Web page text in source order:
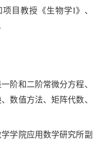
目教授《生物学I》、
阶和二阶常微分方程、
数值方法、矩阵代数、
学院应用数学研究所副